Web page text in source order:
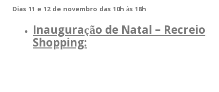
Dias 11 e 12 de novembro das 10h às 18h
Inauguração de Natal – Recreio
Shopping: